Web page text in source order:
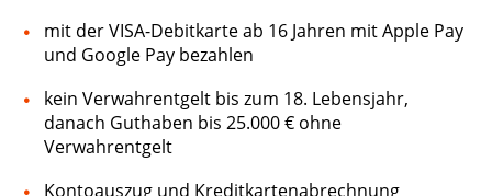
mit der VISA-Debitkarte ab 16 Jahren mit Apple Pay
und Google Pay bezahlen
kein Verwahrentgelt bis zum 18. Lebensjahr,
danach Guthaben bis 25.000 € ohne
Verwahrentgelt
Kontoauszug und Kreditkartenabrechnung